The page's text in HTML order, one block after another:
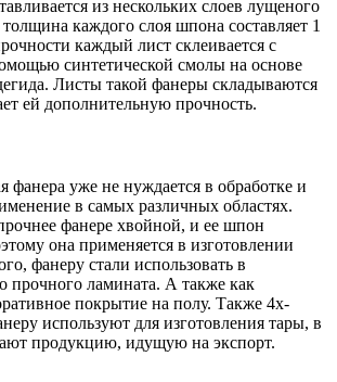
из нескольких слоев лущеного
каждого слоя шпона составляет 1
каждый лист склеивается с
синтетической смолы на основе
Листы такой фанеры складываются
ей дополнительную прочность.
фанера уже не нуждается в обработке и
в самых различных областях.
фанере хвойной, и ее шпон
она применяется в изготовлении
фанеру стали использовать в
прочного ламината. А также как
покрытие на полу. Также 4х-
используют для изготовления тары, в
продукцию, идущую на экспорт.